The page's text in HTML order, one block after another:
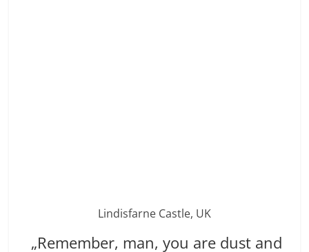
Lindisfarne Castle, UK
„Remember, man, you are dust and